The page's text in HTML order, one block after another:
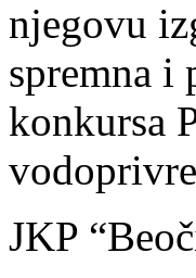
njegovu
spremna i
konkursa
JKP